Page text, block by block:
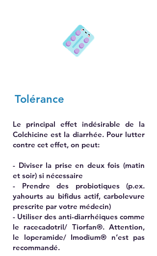
Tolérance
Le principal effet indésirable de la
Colchicine est la diarrhée. Pour lutter
contre cet effet, on peut:
- Diviser la prise en deux fois (matin
et soir) si nécessaire
- Prendre des probiotiques (p.ex.
yahourts au bifidus actif, carbolevure
prescrite par votre médecin)
- Utiliser des anti-diarrhéiques comme
le racecadotril/ Tiorfan®. Attention,
le loperamide/ Imodium® n’est pas
recommandé.